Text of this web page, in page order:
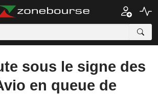
sous le signe des
en queue de